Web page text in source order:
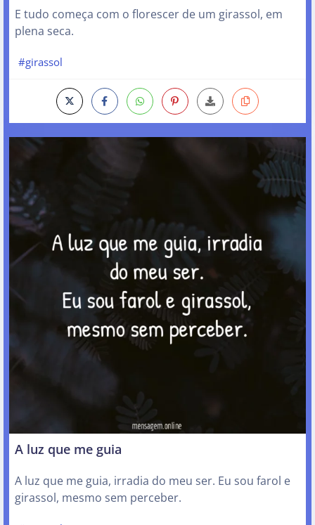
E tudo começa com o florescer de um girassol, em
plena seca.
#girassol
A luz que me guia
A luz que me guia, irradia do meu ser. Eu sou farol e
girassol, mesmo sem perceber.